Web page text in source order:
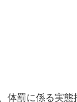
罰に係る実態